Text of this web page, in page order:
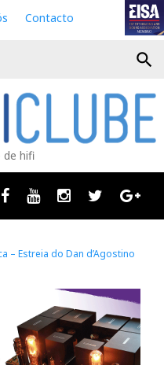
Contacto
search
de hifi
Facebook
Youtube InstagramTwitter
– Estreia do Dan d’Agostino